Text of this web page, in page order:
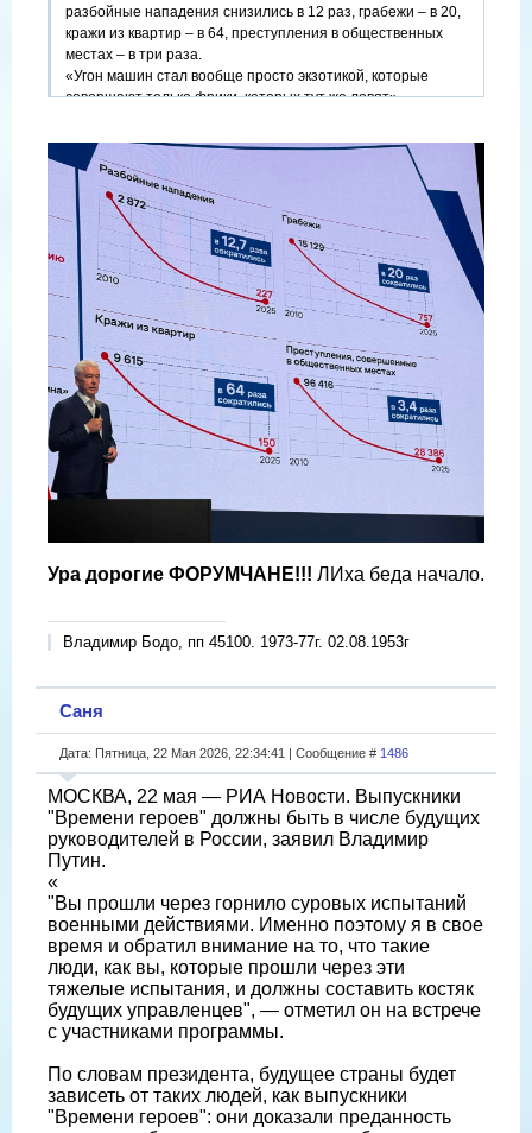
разбойные нападения снизились в 12 раз, грабежи – в 20,
кражи из квартир – в 64, преступления в общественных
местах – в три раза.
«Угон машин стал вообще просто экзотикой, которые
совершают только фрики, которых тут же ловят», —
Ура дорогие ФОРУМЧАНЕ!!! ЛИха беда начало.
Владимир Бодо, пп 45100. 1973-77г. 02.08.1953г
Саня
Дата: Пятница, 22 Мая 2026, 22:34:41 | Сообщение # 1486
МОСКВА, 22 мая — РИА Новости. Выпускники
"Времени героев" должны быть в числе будущих
руководителей в России, заявил Владимир
Путин.
«
"Вы прошли через горнило суровых испытаний
военными действиями. Именно поэтому я в свое
время и обратил внимание на то, что такие
люди, как вы, которые прошли через эти
тяжелые испытания, и должны составить костяк
будущих управленцев", — отметил он на встрече
с участниками программы.
По словам президента, будущее страны будет
зависеть от таких людей, как выпускники
"Времени героев": они доказали преданность